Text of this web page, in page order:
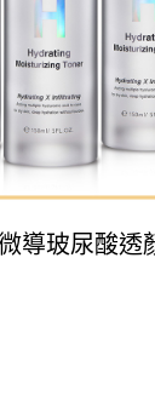
導玻尿酸透